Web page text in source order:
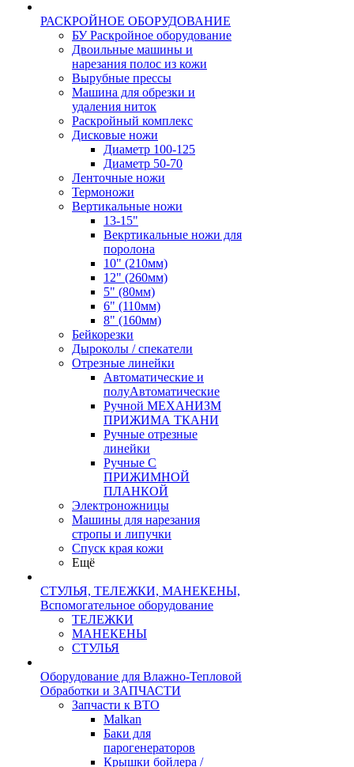
РАСКРОЙНОЕ ОБОРУДОВАНИЕ
БУ Раскройное оборудование
Двоильные машины и
нарезания полос из кожи
Вырубные прессы
Машина для обрезки и
удаления ниток
Раскройный комплекс
Дисковые ножи
Диаметр 100-125
Диаметр 50-70
Ленточные ножи
Термоножи
Вертикальные ножи
13-15"
Векртикальные ножи для
поролона
10" (210мм)
12" (260мм)
5" (80мм)
6" (110мм)
8" (160мм)
Бейкорезки
Дыроколы / спекатели
Отрезные линейки
Автоматические и
полуАвтоматические
Ручной МЕХАНИЗМ
ПРИЖИМА ТКАНИ
Ручные отрезные
линейки
Ручные С
ПРИЖИМНОЙ
ПЛАНКОЙ
Электроножницы
Машины для нарезания
стропы и липучки
Спуск края кожи
Ещё
СТУЛЬЯ, ТЕЛЕЖКИ, МАНЕКЕНЫ,
Вспомогательное оборудование
ТЕЛЕЖКИ
МАНЕКЕНЫ
СТУЛЬЯ
Оборудование для Влажно-Тепловой
Обработки и ЗАПЧАСТИ
Запчасти к ВТО
Malkan
Баки для
парогенераторов
Крышки бойлера /